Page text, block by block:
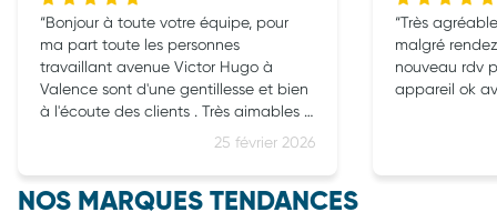
25 février 2026
Bonjour à toute votre équipe, pour
ma part toute les personnes
travaillant avenue Victor Hugo à
Valence sont d'une gentillesse et bien
à l'écoute des clients . Très aimables ,
polies c'est très agréable . Surtout ne
Très
malgré
nouveau rdv pris
NOS MARQUES TENDANCES